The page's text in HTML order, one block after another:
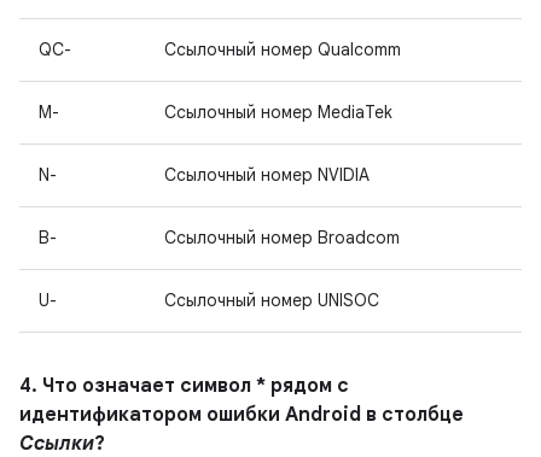
QC- Ссылочный номер Qualcomm
M- Ссылочный номер MediaTek
N- Ссылочный номер NVIDIA
B- Ссылочный номер Broadcom
U- Ссылочный номер UNISOC
4. Что означает символ * рядом с
идентификатором ошибки Android в столбце
Ссылки?